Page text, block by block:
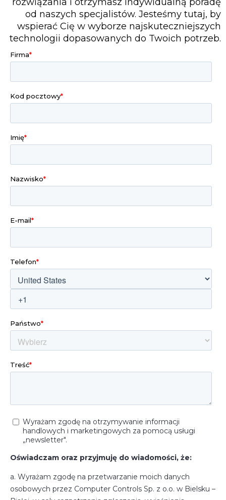
od naszych specjalistów. Jesteśmy tutaj, by
wspierać Cię w wyborze najskuteczniejszych
technologii dopasowanych do Twoich potrzeb.